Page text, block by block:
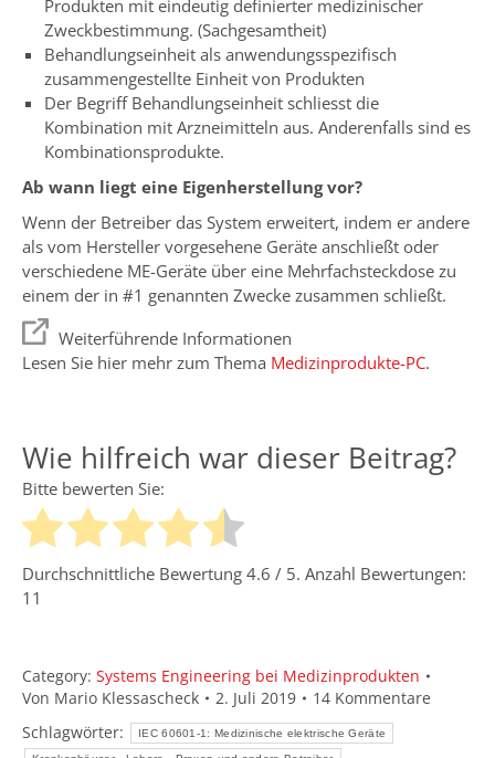
Produkten mit eindeutig definierter medizinischer
Zweckbestimmung. (Sachgesamtheit)
Behandlungseinheit als anwendungsspezifisch
zusammengestellte Einheit von Produkten
Der Begriff Behandlungseinheit schliesst die
Kombination mit Arzneimitteln aus. Anderenfalls sind es
Kombinationsprodukte.
Ab wann liegt eine Eigenherstellung vor?
Wenn der Betreiber das System erweitert, indem er andere
als vom Hersteller vorgesehene Geräte anschließt oder
verschiedene ME-Geräte über eine Mehrfachsteckdose zu
einem der in #1 genannten Zwecke zusammen schließt.
Weiterführende Informationen
Lesen Sie hier mehr zum Thema Medizinprodukte-PC.
Wie hilfreich war dieser Beitrag?
Bitte bewerten Sie:
Durchschnittliche Bewertung 4.6 / 5. Anzahl Bewertungen:
11
Category: Systems Engineering bei Medizinprodukten
Von Mario Klessascheck 2. Juli 2019
14 Kommentare
Schlagwörter:
IEC 60601-1: Medizinische elektrische Geräte